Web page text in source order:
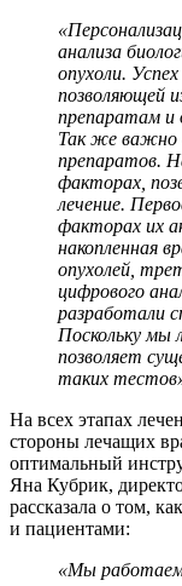
анализа
опухоли.
позволяющей
препаратам и
Так же важно
препаратов.
факторах,
лечение.
факторах их
накопленная
опухолей,
цифрового
разработали
Поскольку мы
позволяет
таких
На всех этапах
стороны лечащих
оптимальный
Яна Кубрик,
рассказала о том,
и пациентами:
«Мы работаем